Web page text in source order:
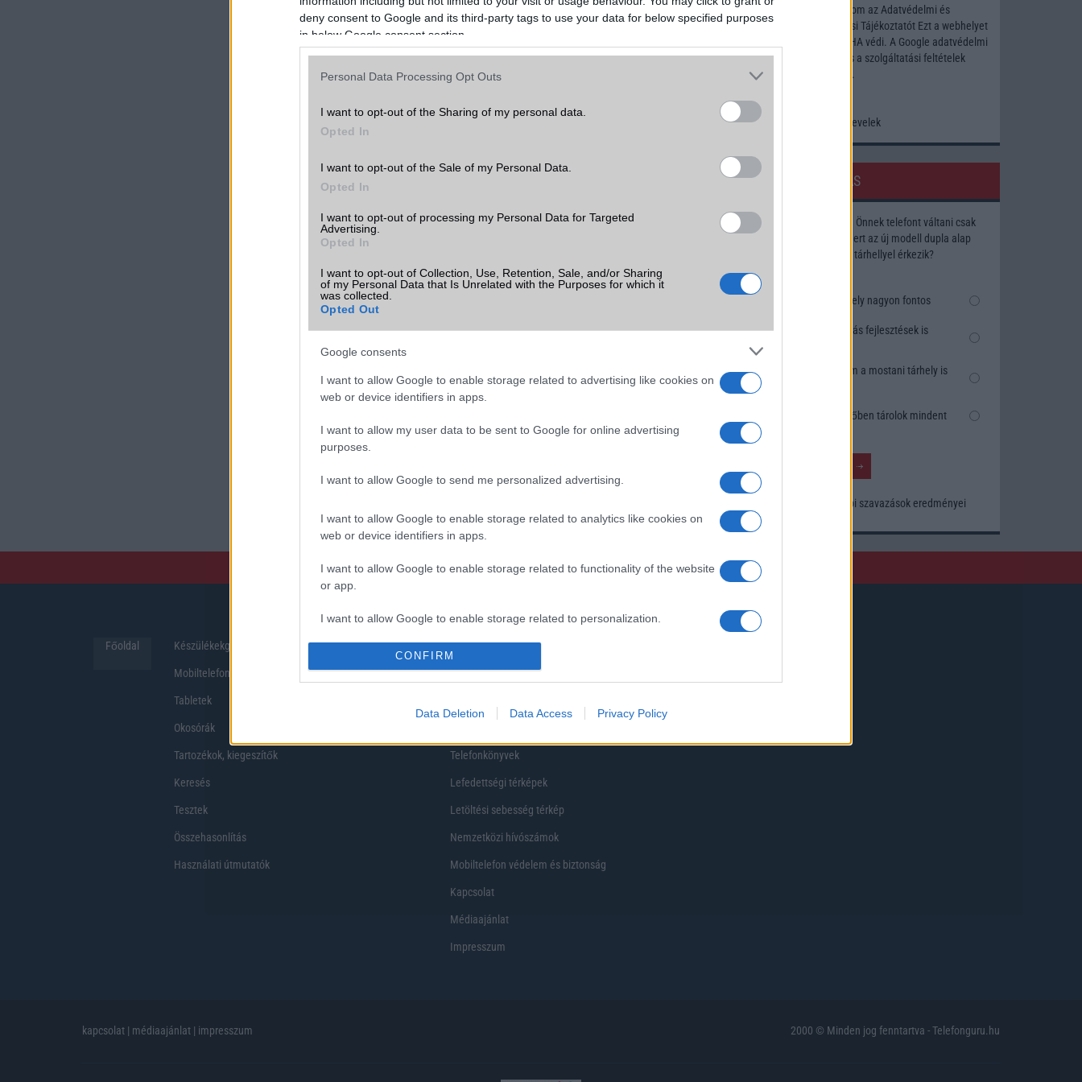
deny consent to Google and its third-party tags to use your data for below specified purposes
in below Google consent section.
Personal Data Processing Opt Outs
I want to opt-out of the Sharing of my personal data.
Opted In
I want to opt-out of the Sale of my Personal Data.
Opted In
I want to opt-out of processing my Personal Data for Targeted
Advertising.
Opted In
I want to opt-out of Collection, Use, Retention, Sale, and/or Sharing
of my Personal Data that Is Unrelated with the Purposes for which it
was collected.
Opted Out
Google consents
I want to allow Google to enable storage related to advertising like cookies on
web or device identifiers in apps.
I want to allow my user data to be sent to Google for online advertising
purposes.
I want to allow Google to send me personalized advertising.
I want to allow Google to enable storage related to analytics like cookies on
web or device identifiers in apps.
I want to allow Google to enable storage related to functionality of the website
or app.
I want to allow Google to enable storage related to personalization.
I want to allow Google to enable storage related to security, including
authentication functionality and fraud prevention, and other user protection.
CONFIRM
Data Deletion Data Access Privacy Policy
Elfogadom az Adatvédelmi és
Adatkezelési TájékoztatótEzt a webhelyet
a reCAPTCHA védi. A Google adatvédelmi
és a szolgáltatási feltételek
Korábbi hírlevelek
SZAVAZÁS
Megérné Önnek telefont váltani csak
azért, mert az új modell dupla alap
tárhellyel érkezik?
Igen, a tárhely nagyon fontos
Talán, ha más fejlesztések is
Nem, nekem a mostani tárhely is
Inkább felhőben tárolok mindent
Korábbi szavazások eredményei
Főoldal Készülékekguru
Mobiltelefonok
Tabletek
Okosórák
Tartozékok, kiegeszítők
Keresés
Tesztek
Összehasonlítás
Használati útmutatók
Hirek Telefon Árak
Yettel akciók
Tanácsdóguru
Wiki
Telefonkönyvek
Lefedettségi térképek
Letöltési sebesség térkép
Nemzetközi hívószámok
Mobiltelefon védelem és biztonság
Kapcsolat
Médiaajánlat
Impresszum
kapcsolat | médiaajánlat | impresszum 2000 © Minden jog fenntartva - Telefonguru.hu